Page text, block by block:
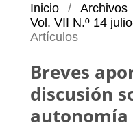
Inicio / Archivos
Vol. VII N.º 14
Artículos
Breves
discusión